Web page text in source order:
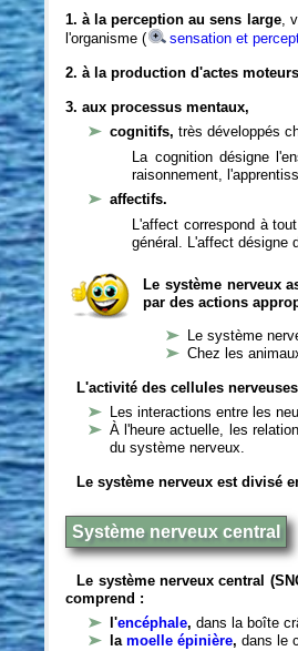
1. à la perception au sens large,
l'organisme (
sensation et
2. à la production d'actes
3. aux processus mentaux,
cognitifs,très développés
La cognition désigne
raisonnement,
affectifs.
L'affect correspond à
général. L'affect désigne
Le système nerveux
par des actions
Le système
Chez les
L'activité des cellules
Les interactions entre les
À l'heure actuelle, les
du système nerveux.
Le système nerveux est divisé
Système nerveux central
Le système nerveux central
comprend :
l'encéphale,dans la boîte
lamoelle épinière,dans le